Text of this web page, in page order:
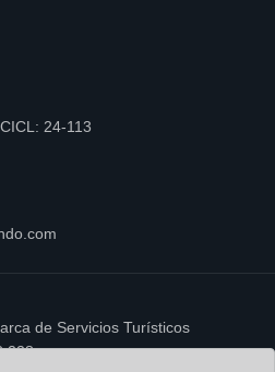
24-113
de Servicios Turísticos